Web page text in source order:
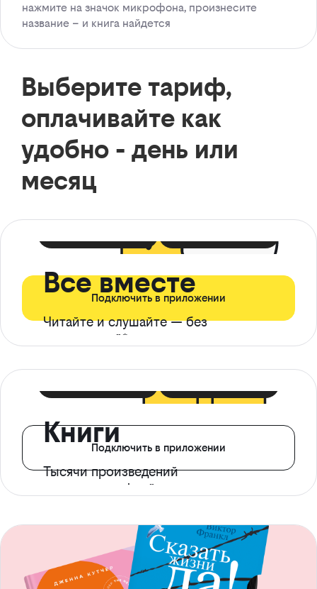
нажмите на значок микрофона, произнесите
название – и книга найдется
Выберите тариф,
оплачивайте как
удобно - день или
месяц
Все вместе
Читайте и слушайте — без
ограничений*
Подключить в приложении
Книги
Тысячи произведений
с доступом офлайн
Подключить в приложении